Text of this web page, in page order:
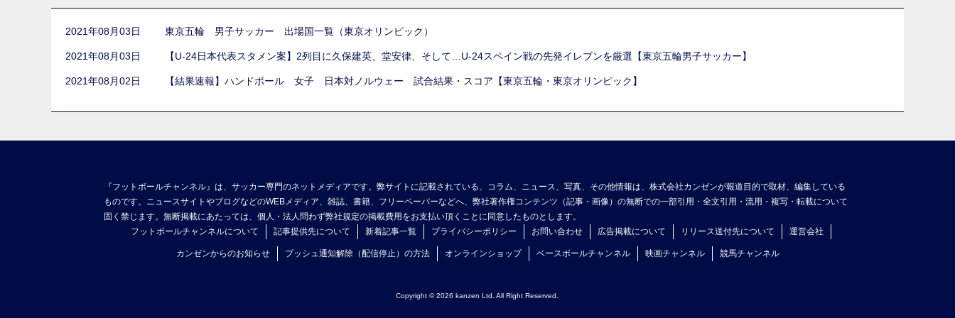
2021年08月03日 東京五輪 男子サッカー 出場国一覧（東京オリンピック）
2021年08月03日 【U-24日本代表スタメン案】2列目に久保建英、堂安律、そして…U-24スペイン戦の先発イレブンを厳選【東京五輪男子サッカー】
2021年08月02日 【結果速報】ハンドボール 女子 日本対ノルウェー 試合結果・スコア【東京五輪・東京オリンピック】
『フットボールチャンネル』は、サッカー専門のネットメディアです。弊サイトに記載されている、コラム、ニュース、写真、その他情報は、株式会社カンゼンが報道目的で取材、編集している
ものです。ニュースサイトやブログなどのWEBメディア、雑誌、書籍、フリーペーパーなどへ、弊社著作権コンテンツ（記事・画像）の無断での一部引用・全文引用・流用・複写・転載について
固く禁じます。無断掲載にあたっては、個人・法人問わず弊社規定の掲載費用をお支払い頂くことに同意したものとします。
フットボールチャンネルについて
記事提供先について 新着記事一覧 プライバシーポリシー お問い合わせ 広告掲載について リリース送付先について 運営会社
カンゼンからのお知らせ プッシュ通知解除（配信停止）の方法 オンラインショップ ベースボールチャンネル 映画チャンネル 競馬チャンネル
Copyright © 2026 kanzen Ltd. All Right Reserved.